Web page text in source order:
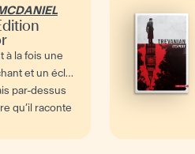
à la fois une
et un éclat
par-dessus
qu’il raconte